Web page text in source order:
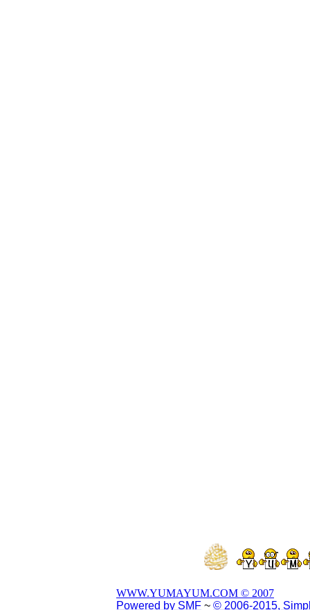
WWW.YUMAYUM.COM © 2007
Powered by SMF ~ © 2006-2015,